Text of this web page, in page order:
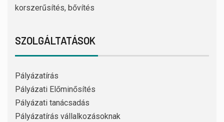
korszerűsítés, bővítés
SZOLGÁLTATÁSOK
Pályázatírás
Pályázati Előminősítés
Pályázati tanácsadás
Pályázatírás vállalkozásoknak